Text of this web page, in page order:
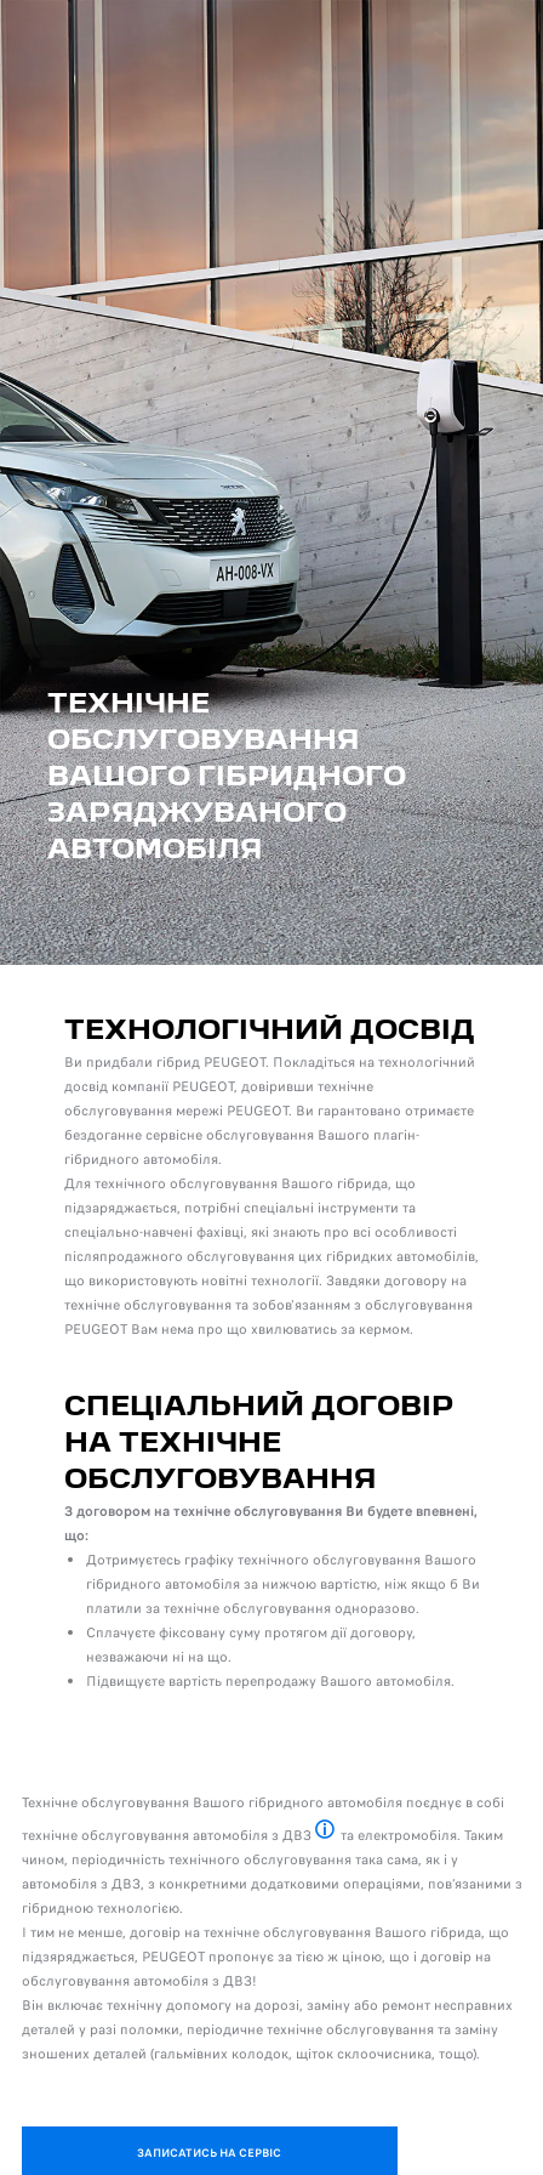
ТЕХНІЧНЕ
ОБСЛУГОВУВАННЯ
ВАШОГО ГІБРИДНОГО
ЗАРЯДЖУВАНОГО
АВТОМОБІЛЯ
ТЕХНОЛОГІЧНИЙ ДОСВІД
Ви придбали гібрид PEUGEOT. Покладіться на технологічний
досвід компанії PEUGEOT, довіривши технічне
обслуговування мережі PEUGEOT. Ви гарантовано отримаєте
бездоганне сервісне обслуговування Вашого плагін-
гібридного автомобіля.
Для технічного обслуговування Вашого гібрида, що
підзаряджається, потрібні спеціальні інструменти та
спеціально-навчені фахівці, які знають про всі особливості
післяпродажного обслуговування цих гібридких автомобілів,
що використовують новітні технології. Завдяки договору на
технічне обслуговування та зобов'язанням з обслуговування
PEUGEOT Вам нема про що хвилюватись за кермом.
СПЕЦІАЛЬНИЙ ДОГОВІР
НА ТЕХНІЧНЕ
ОБСЛУГОВУВАННЯ
З договором на технічне обслуговування Ви будете впевнені,
що:
Дотримуєтесь графіку технічного обслуговування Вашого
гібридного автомобіля за нижчою вартістю, ніж якщо б Ви
платили за технічне обслуговування одноразово.
Сплачуєте фіксовану суму протягом дії договору,
незважаючи ні на що.
Підвищуєте вартість перепродажу Вашого автомобіля.
Технічне обслуговування Вашого гібридного автомобіля поєднує в собі
технічне обслуговування автомобіля з ДВЗ
двигун внутрішнього згоряння
та електромобіля. Таким
чином, періодичність технічного обслуговування така сама, як і у
автомобіля з ДВЗ, з конкретними додатковими операціями, пов’язаними з
гібридною технологією.
І тим не менше, договір на технічне обслуговування Вашого гібрида, що
підзяряджається, PEUGEOT пропонує за тією ж ціною, що і договір на
обслуговування автомобіля з ДВЗ!
Він включає технічну допомогу на дорозі, заміну або ремонт несправних
деталей у разі поломки, періодичне технічне обслуговування та заміну
зношених деталей (гальмівних колодок, щіток склоочисника, тощо).
ЗАПИСАТИСЬ НА СЕРВІС